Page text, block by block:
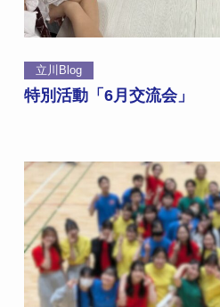
立川Blog
特別活動「6月交流会」